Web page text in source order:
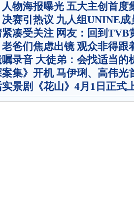
人物海报曝光 五大主创首度
决赛引热议 九人组UNINE成
紧凑受关注 网友：回到TVB
爸们焦虑出镜 观众非得跟
录音 大徒弟：会找适当的
案集》开机 马伊琍、高伟光
景剧《花山》4月1日正式